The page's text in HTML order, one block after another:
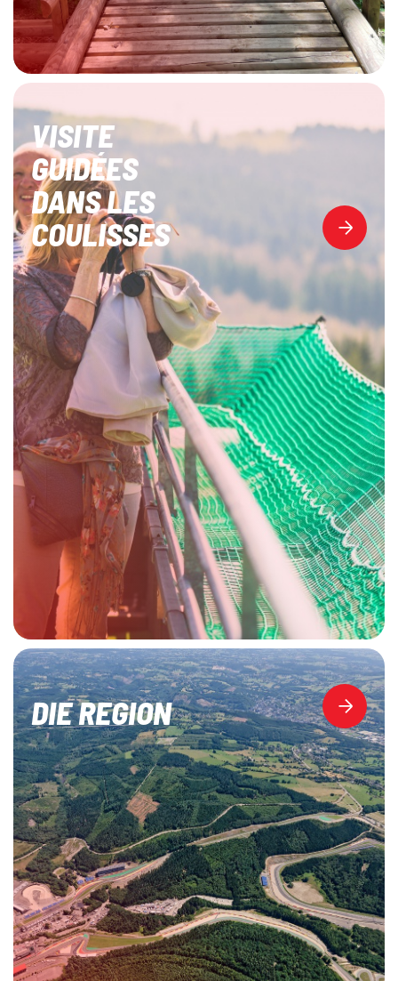
VISITE
GUIDÉES
DANS LES
COULISSES
DIE REGION